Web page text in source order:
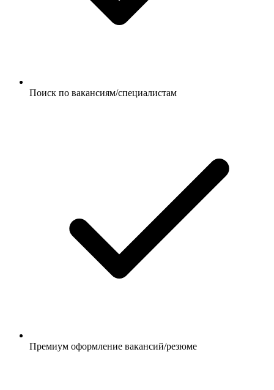
Поиск по вакансиям/специалистам
Премиум оформление вакансий/резюме